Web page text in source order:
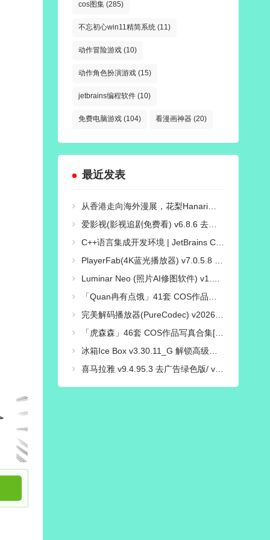
cos图集 (285)
不忘初心win11精简系统 (11)
动作冒险游戏 (10)
动作角色扮演游戏 (15)
jetbrains编程软件 (10)
免费电脑游戏 (104) 看漫画神器 (20)
最近发表
从香港走向海外漫展，花梨Hanari如何打造自己的Cosplay个人品牌？
爱影视(影视追剧免费看) v6.8.6 去广告纯净版
C++语言集成开发环境 | JetBrains CLion v2026.2.0 直装激活版
PlayerFab(4K蓝光播放器) v7.0.5.8 绿色便携版
Luminar Neo (照片AI修图软件) v1.28.0 中文绿色电脑版
「Quan冉有点饿」41套 COS作品写真合集[持续更新],穿越时光的文化使者，传统与现代的完美融合！
完美解码播放器(PureCodec) v2026.07.31 最新完整电脑版 | 电脑播放器影音解码包
「虎森森」46套 COS作品写真合集[持续更新],一个颜值与才华并存的Coser小姐姐
冰箱Ice Box v3.30.11_G 解锁高级会员版/一键冻结后台运行/省电省流
喜马拉雅 v9.4.95.3 去广告绿色版/ v3.4.10.3 极速版